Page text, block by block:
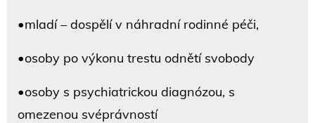
•mladí – dospělí v náhradní rodinné péči,
•osoby po výkonu trestu odnětí svobody
•osoby s psychiatrickou diagnózou, s
omezenou svéprávností